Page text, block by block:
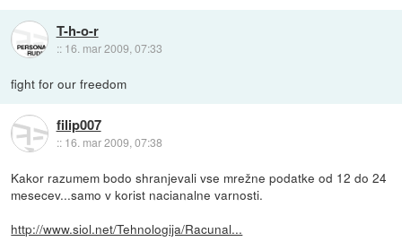
T-h-o-r
:: 16. mar 2009, 07:33
fight for our freedom
filip007
:: 16. mar 2009, 07:38
Kakor razumem bodo shranjevali vse mrežne podatke od 12 do 24
mesecev...samo v korist nacianalne varnosti.
http://www.siol.net/Tehnologija/Racunal...